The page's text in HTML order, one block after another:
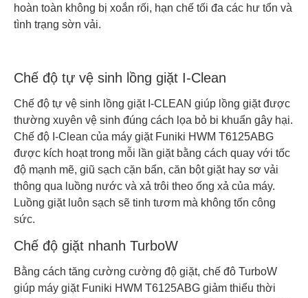
hoàn toàn không bị xoắn rối, hạn chế tối đa các hư tổn và
tình trạng sờn vải.
Chế độ tự vệ sinh lồng giặt I-Clean
Chế độ tự vệ sinh lồng giặt I-CLEAN giúp lồng giặt được
thường xuyên vệ sinh đúng cách lọa bỏ bi khuẩn gây hại.
Chế độ I-Clean của máy giặt Funiki HWM T6125ABG
được kích hoạt trong mỗi lần giặt bằng cách quay với tốc
độ mạnh mẽ, giũ sạch cặn bẩn, căn bột giặt hay sơ vải
thông qua luồng nước và xả trôi theo ống xả của máy.
Luồng giặt luôn sạch sẽ tinh tươm mà không tốn công
sức.
Chế độ giặt nhanh TurboW
Bằng cách tăng cường cường độ giặt, chế đô TurboW
giúp máy giặt Funiki HWM T6125ABG giảm thiểu thời